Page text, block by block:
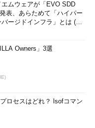
エムウェアが「EVO SDD
表、あらためて「ハイパー
バージドインフラ」とは (1/
Owners」3選
ロセスはどれ？ lsofコマン